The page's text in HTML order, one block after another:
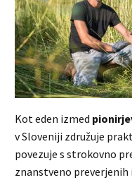
Kot eden izmed
v Sloveniji združuje
povezuje s strokovno
znanstveno